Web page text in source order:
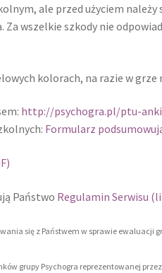
ale przed użyciem
wszelkie szkody nie
kolorach, na razie w
http://psychogra.pl/ptu-
Formularz
Państwo Regulamin Serwisu
się z Państwem w sprawie
grupy Psychogra reprezentowanej